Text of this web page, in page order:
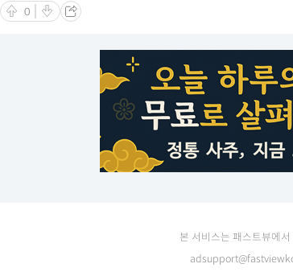
0
본 서비스는 패스트뷰에서